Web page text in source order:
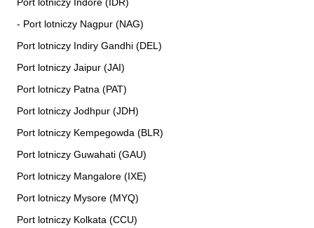
- Port lotniczy Nagpur (NAG)
Port lotniczy Indiry Gandhi (DEL)
Port lotniczy Jaipur (JAI)
Port lotniczy Patna (PAT)
Port lotniczy Jodhpur (JDH)
Port lotniczy Kempegowda (BLR)
Port lotniczy Guwahati (GAU)
Port lotniczy Mangalore (IXE)
Port lotniczy Mysore (MYQ)
Port lotniczy Kolkata (CCU)